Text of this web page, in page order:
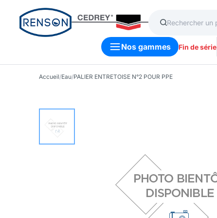
Nos gammes Fin de série
Accueil/Eau/PALIER ENTRETOISE N°2 POUR PPE